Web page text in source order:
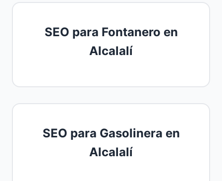
SEO para Fontanero en
Alcalalí
SEO para Gasolinera en
Alcalalí